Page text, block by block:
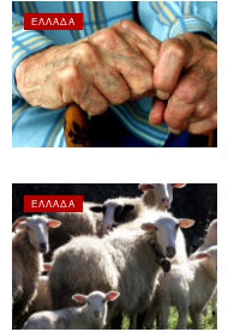
ΕΛΛΆΔΑ
ΕΛΛΆΔΑ